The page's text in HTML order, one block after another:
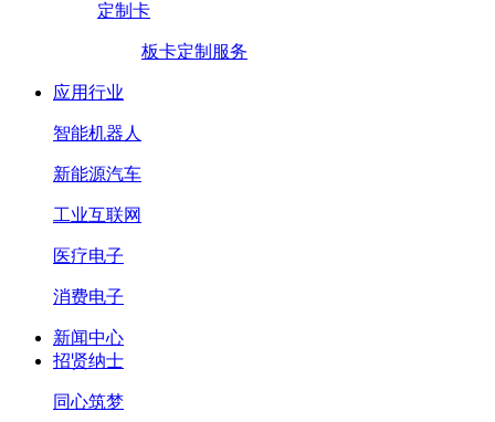
定制卡
板卡定制服务
应用行业
智能机器人
新能源汽车
工业互联网
医疗电子
消费电子
新闻中心
招贤纳士
同心筑梦